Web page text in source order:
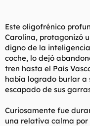
Este oligofrénico
Carolina, protagonizó
digno de la
coche, lo dejó
tren hasta el País
había logrado burlar a
escapado de sus
Curiosamente fue
una relativa calma por